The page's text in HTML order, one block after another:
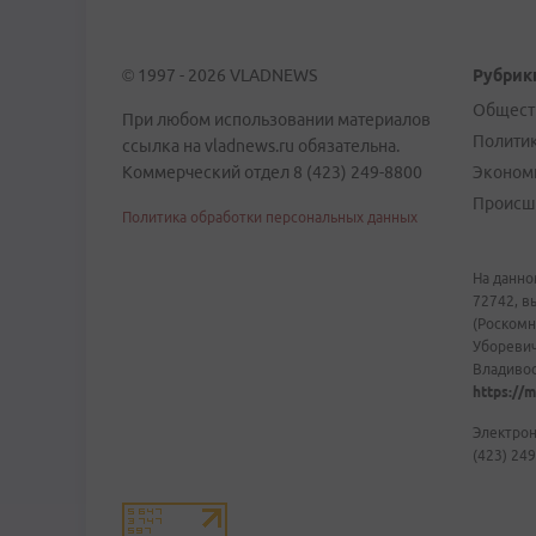
© 1997 - 2026 VLADNEWS
При любом использовании материалов
ссылка на vladnews.ru обязательна.
Коммерческий отдел 8 (423) 249-8800
Политика обработки персональных данных
На
72742,
https://
(423)